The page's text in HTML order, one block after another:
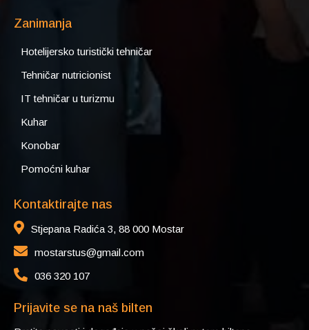
Zanimanja
Hotelijersko turistički tehničar
Tehničar nutricionist
IT tehničar u turizmu
Kuhar
Konobar
Pomoćni kuhar
Kontaktirajte nas
Stjepana Radića 3, 88 000 Mostar
mostarstus@gmail.com
036 320 107
Prijavite se na naš bilten